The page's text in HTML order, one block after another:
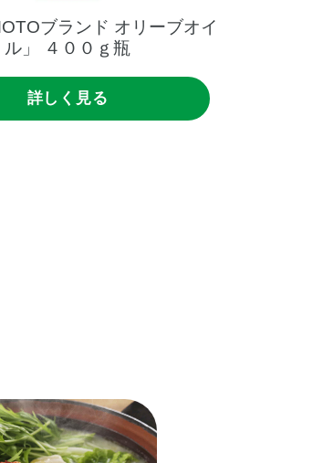
ブランド オリーブオイ
ル」
４００ｇ瓶
詳しく見る